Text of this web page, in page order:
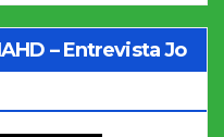
– Entrevista Jo